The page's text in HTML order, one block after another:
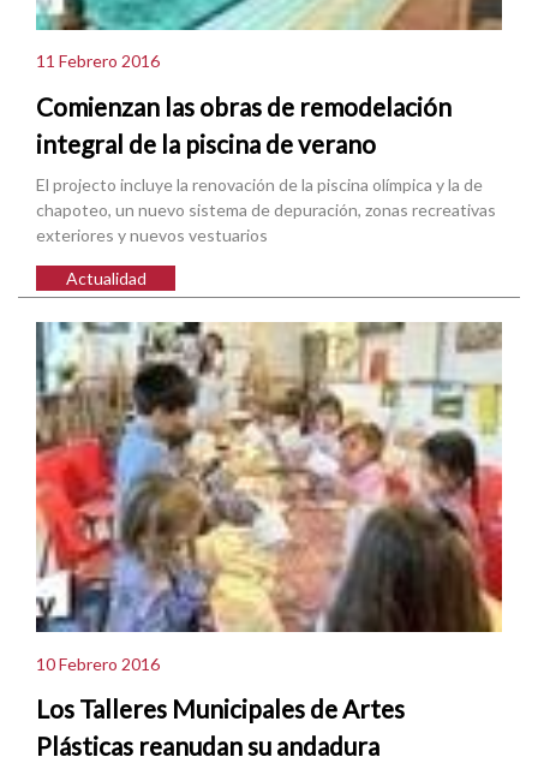
11 Febrero 2016
Comienzan las obras de remodelación
integral de la piscina de verano
El projecto incluye la renovación de la piscina olímpica y la de
chapoteo, un nuevo sistema de depuración, zonas recreativas
exteriores y nuevos vestuarios
Actualidad
10 Febrero 2016
Los Talleres Municipales de Artes
Plásticas reanudan su andadura